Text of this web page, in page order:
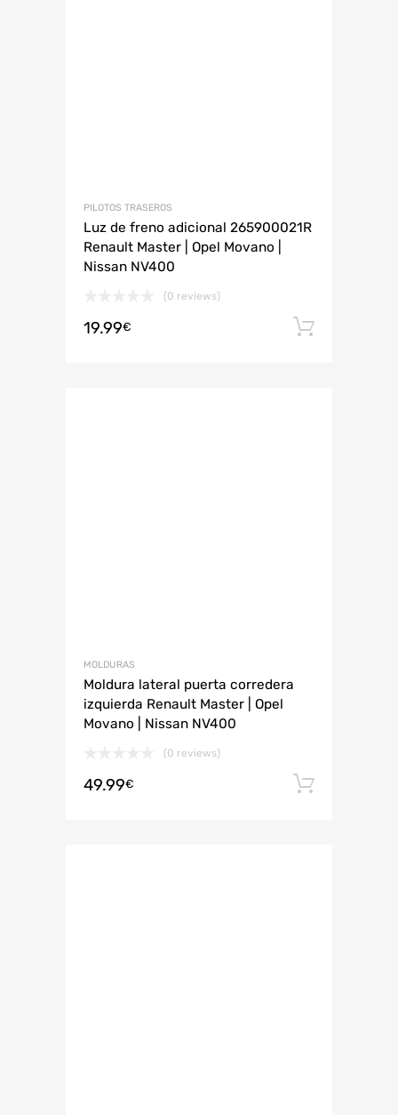
PILOTOS TRASEROS
Luz de freno adicional 265900021R
Renault Master | Opel Movano |
Nissan NV400
(0 reviews)
19.99€
MOLDURAS
Moldura lateral puerta corredera
izquierda Renault Master | Opel
Movano | Nissan NV400
(0 reviews)
49.99€